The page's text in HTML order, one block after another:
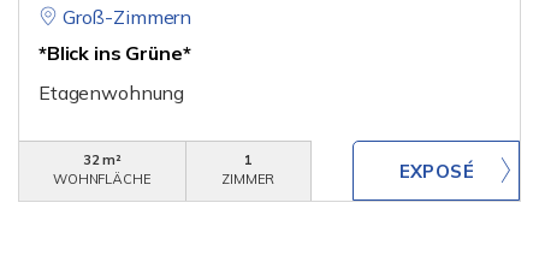
Groß-Zimmern
*Blick ins Grüne*
Etagenwohnung
32 m²
WOHNFLÄCHE
1
ZIMMER